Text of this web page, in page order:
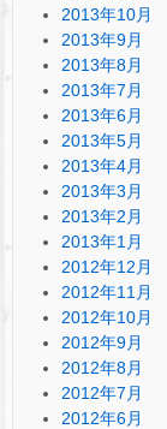
2013年10月
2013年9月
2013年8月
2013年7月
2013年6月
2013年5月
2013年4月
2013年3月
2013年2月
2013年1月
2012年12月
2012年11月
2012年10月
2012年9月
2012年8月
2012年7月
2012年6月